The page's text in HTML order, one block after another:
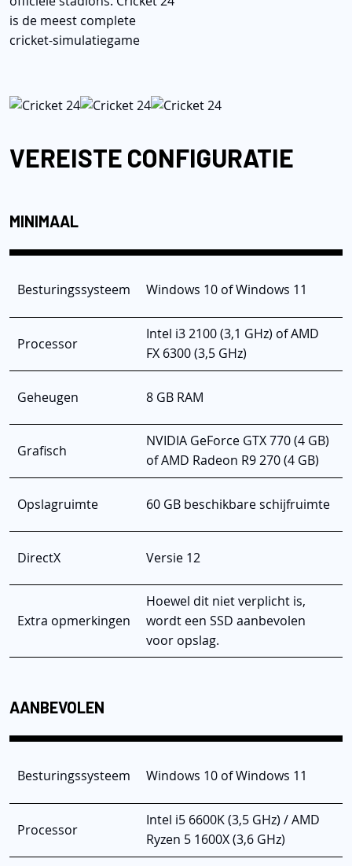
is de meest complete
cricket-simulatiegame
VEREISTE CONFIGURATIE
MINIMAAL
Besturingssysteem Windows 10 of Windows 11
Processor
Intel i3 2100 (3,1 GHz) of AMD
FX 6300 (3,5 GHz)
Geheugen 8 GB RAM
Grafisch
NVIDIA GeForce GTX 770 (4 GB)
of AMD Radeon R9 270 (4 GB)
Opslagruimte 60 GB beschikbare schijfruimte
DirectX Versie 12
Extra opmerkingen
Hoewel dit niet verplicht is,
wordt een SSD aanbevolen
voor opslag.
AANBEVOLEN
Besturingssysteem Windows 10 of Windows 11
Processor
Intel i5 6600K (3,5 GHz) / AMD
Ryzen 5 1600X (3,6 GHz)